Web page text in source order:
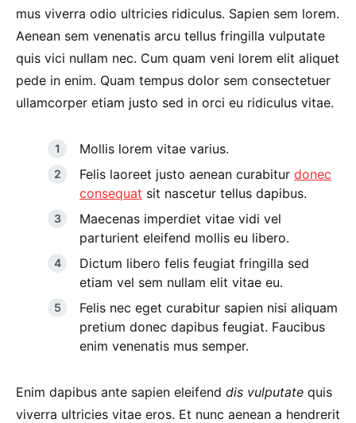
mus viverra odio ultricies ridiculus. Sapien sem lorem.
Aenean sem venenatis arcu tellus fringilla vulputate
quis vici nullam nec. Cum quam veni lorem elit aliquet
pede in enim. Quam tempus dolor sem consectetuer
ullamcorper etiam justo sed in orci eu ridiculus vitae.
Mollis lorem vitae varius.
Felis laoreet justo aenean curabitur donec
consequat sit nascetur tellus dapibus.
Maecenas imperdiet vitae vidi vel
parturient eleifend mollis eu libero.
Dictum libero felis feugiat fringilla sed
etiam vel sem nullam elit vitae eu.
Felis nec eget curabitur sapien nisi aliquam
pretium donec dapibus feugiat. Faucibus
enim venenatis mus semper.
Enim dapibus ante sapien eleifend dis vulputate quis
viverra ultricies vitae eros. Et nunc aenean a hendrerit